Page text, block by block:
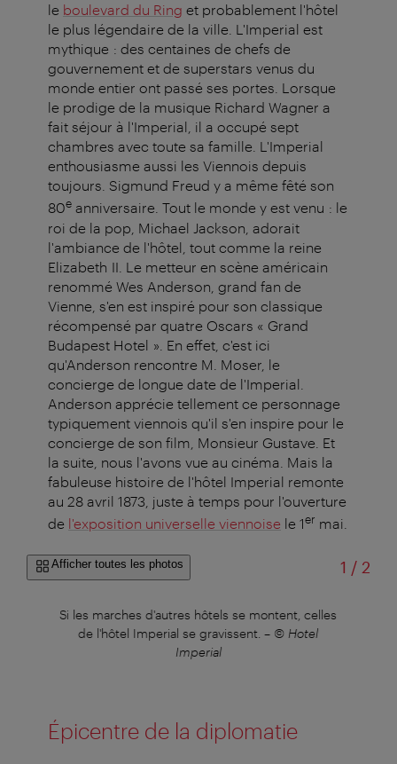
le boulevard du Ring et probablement l'hôtel
le plus légendaire de la ville. L'Imperial est
mythique : des centaines de chefs de
gouvernement et de superstars venus du
monde entier ont passé ses portes. Lorsque
le prodige de la musique Richard Wagner a
fait séjour à l'Imperial, il a occupé sept
chambres avec toute sa famille. L'Imperial
enthousiasme aussi les Viennois depuis
toujours. Sigmund Freud y a même fêté son
80e anniversaire. Tout le monde y est venu : le
roi de la pop, Michael Jackson, adorait
l'ambiance de l'hôtel, tout comme la reine
Elizabeth II. Le metteur en scène américain
renommé Wes Anderson, grand fan de
Vienne, s'en est inspiré pour son classique
récompensé par quatre Oscars « Grand
Budapest Hotel ». En effet, c'est ici
qu'Anderson rencontre M. Moser, le
concierge de longue date de l'Imperial.
Anderson apprécie tellement ce personnage
typiquement viennois qu'il s'en inspire pour le
concierge de son film, Monsieur Gustave. Et
la suite, nous l'avons vue au cinéma. Mais la
fabuleuse histoire de l'hôtel Imperial remonte
au 28 avril 1873, juste à temps pour l'ouverture
de l'exposition universelle viennoise le 1er mai.
Afficher toutes les photos 1 /sur
2
Si les marches d'autres hôtels se montent, celles
de l'hôtel Imperial se gravissent.– © Hotel
Imperial
Épicentre de la diplomatie